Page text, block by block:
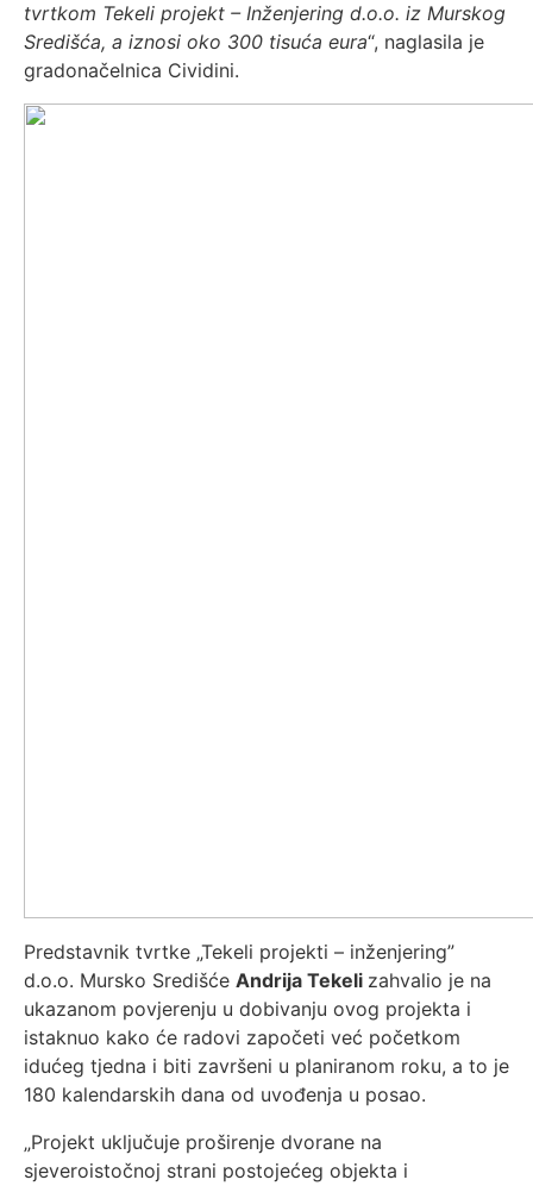
tvrtkom Tekeli projekt – Inženjering d.o.o. iz Murskog
Središća, a iznosi oko 300 tisuća eura“, naglasila je
gradonačelnica Cividini.
Predstavnik tvrtke „Tekeli projekti – inženjering”
d.o.o. Mursko Središće Andrija Tekeli zahvalio je na
ukazanom povjerenju u dobivanju ovog projekta i
istaknuo kako će radovi započeti već početkom
idućeg tjedna i biti završeni u planiranom roku, a to je
180 kalendarskih dana od uvođenja u posao.
„Projekt uključuje proširenje dvorane na
sjeveroistočnoj strani postojećeg objekta i